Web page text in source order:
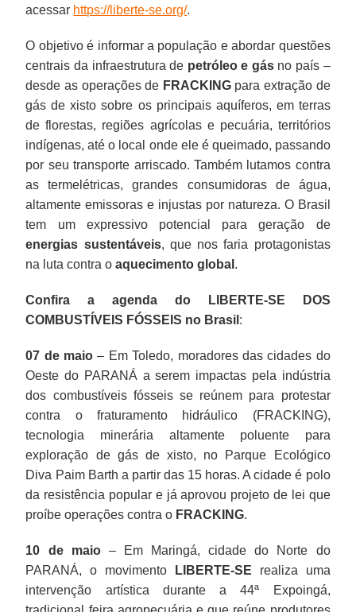
acessar https://liberte-se.org/.
O objetivo é informar a população e abordar questões
centrais da infraestrutura de petróleo e gásno país –
desde as operações de FRACKINGpara extração de
gás de xisto sobre os principais aquíferos, em terras
de florestas, regiões agrícolas e pecuária, territórios
indígenas, até o local onde ele é queimado, passando
por seu transporte arriscado. Também lutamos contra
as termelétricas, grandes consumidoras de água,
altamente emissoras e injustas por natureza. O Brasil
tem um expressivo potencial para geração de
energias sustentáveis, que nos faria protagonistas
na luta contra oaquecimento global .
Confira a agenda do LIBERTE-SE DOS
COMBUSTÍVEIS FÓSSEIS no Brasil :
07 de maio – Em Toledo, moradores das cidades do
Oeste do PARANÁ a serem impactas pela indústria
dos combustíveis fósseis se reúnem para protestar
contra o fraturamento hidráulico (FRACKING),
tecnologia minerária altamente poluente para
exploração de gás de xisto, no Parque Ecológico
Diva Paim Barth a partir das 15 horas. A cidade é polo
da resistência popular e já aprovou projeto de lei que
proíbe operações contra o FRACKING.
10 de maio– Em Maringá, cidade do Norte do
PARANÁ, o movimento
LIBERTE-SE realiza uma
intervenção artística durante a 44ª Expoingá,